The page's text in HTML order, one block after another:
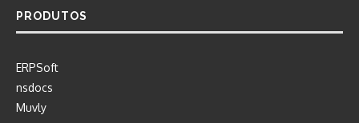
PRODUTOS
ERPSoft
nsdocs
Muvly